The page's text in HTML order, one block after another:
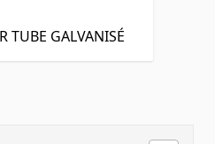
TUBE GALVANISÉ